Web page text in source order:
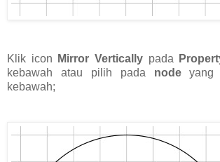
Klik icon Mirror Verticallypada
kebawah atau pilih pada nodeyang
kebawah;